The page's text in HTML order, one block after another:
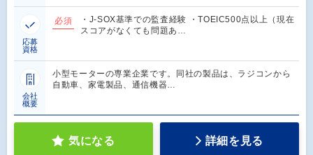
応募
資格
必須
・J-SOX基準での監査経験 ・TOEIC500点以上（現在
スコアがなくても問題あ…
会社
概要
小型モーターの専業企業です。同社の製品は、ラジコンから
自動車、家電製品、通信機器…
気になる 詳細を見る